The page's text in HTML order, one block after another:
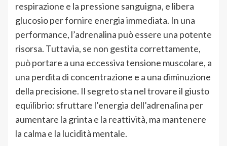
respirazione e la pressione sanguigna, e libera
glucosio per fornire energia immediata. In una
performance, l’adrenalina può essere una potente
risorsa. Tuttavia, se non gestita correttamente,
può portare a una eccessiva tensione muscolare, a
una perdita di concentrazione e a una diminuzione
della precisione. Il segreto sta nel trovare il giusto
equilibrio: sfruttare l’energia dell’adrenalina per
aumentare la grinta e la reattività, ma mantenere
la calma e la lucidità mentale.